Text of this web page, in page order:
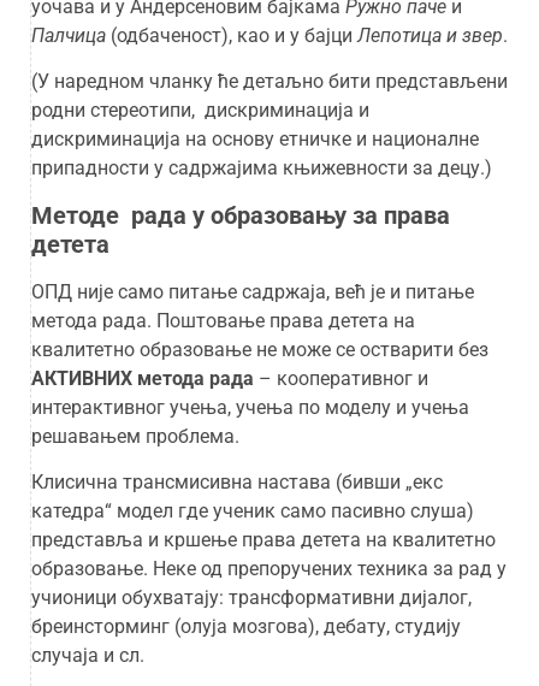
уочава и у Андерсеновим бајкама Ружно паче и
Палчица (одбаченост), као и у бајциЛепотица и звер.
(У наредном чланку ће детаљно бити представљени
родни стереотипи, дискриминација и
дискриминација на основу етничке и националне
припадности у садржајима књижевности за децу.)
Методе рада у образовању за права
детета
ОПД није само питање садржаја, већ је и питање
метода рада. Поштовање права детета на
квалитетно образовање не може се остварити без
АКТИВНИХ метода рада – кооперативног и
интерактивног учења, учења по моделу и учења
решавањем проблема.
Клисична трансмисивна настава (бивши „екс
катедра“ модел где ученик само пасивно слуша)
представља и кршење права детета на квалитетно
образовање. Неке од препоручених техника за рад у
учионици обухватају: трансформативни дијалог,
бреинсторминг (олуја мозгова), дебату, студију
случаја и сл.